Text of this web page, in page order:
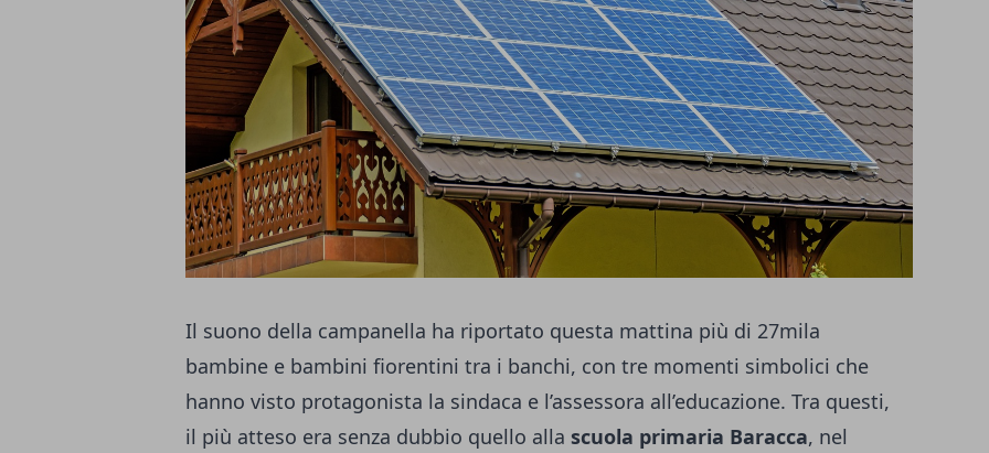
Il suono della campanella ha riportato questa mattina più di 27mila
bambine e bambini fiorentini tra i banchi, con tre momenti simbolici che
hanno visto protagonista la sindaca e l’assessora all’educazione. Tra questi,
il più atteso era senza dubbio quello alla scuola primaria Baracca, nel